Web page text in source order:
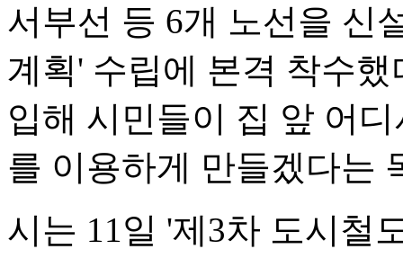
서부선 등 6개 노선을 신
계획' 수립에 본격 착수
입해 시민들이 집 앞 어
를 이용하게 만들겠다는
시는 11일 '제3차 도시철